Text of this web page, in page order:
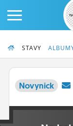
STAVY
Novynick